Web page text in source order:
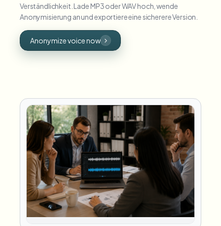
Verständlichkeit. Lade MP3 oder WAV hoch, wende
Anonymisierung an und exportiere eine sicherere Version.
Anonymize voice now